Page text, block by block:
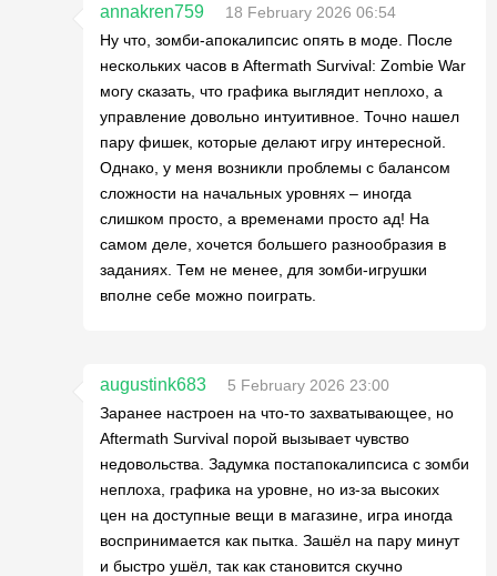
annakren759
18 February 2026 06:54
Ну что, зомби-апокалипсис опять в моде. После
нескольких часов в Aftermath Survival: Zombie War
могу сказать, что графика выглядит неплохо, а
управление довольно интуитивное. Точно нашел
пару фишек, которые делают игру интересной.
Однако, у меня возникли проблемы с балансом
сложности на начальных уровнях – иногда
слишком просто, а временами просто ад! На
самом деле, хочется большего разнообразия в
заданиях. Тем не менее, для зомби-игрушки
вполне себе можно поиграть.
augustink683
5 February 2026 23:00
Заранее настроен на что-то захватывающее, но
Aftermath Survival порой вызывает чувство
недовольства. Задумка постапокалипсиса с зомби
неплоха, графика на уровне, но из-за высоких
цен на доступные вещи в магазине, игра иногда
воспринимается как пытка. Зашёл на пару минут
и быстро ушёл, так как становится скучно